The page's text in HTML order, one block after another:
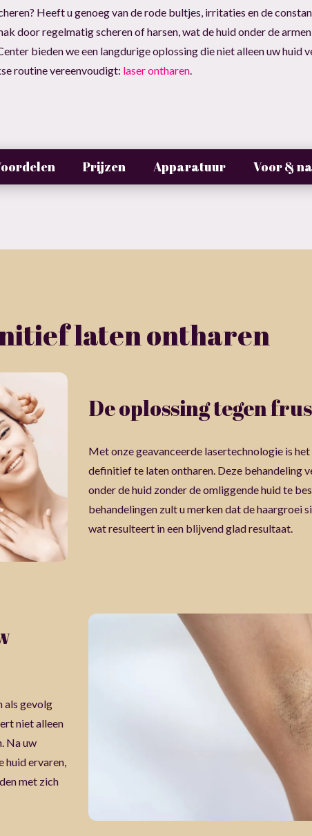
Heeft u genoeg van de rode bultjes, irritaties en de
door regelmatig scheren of harsen, wat de huid onder de
bieden we een langdurige oplossing die niet alleen uw huid
routine vereenvoudigt: laser ontharen.
Prijzen Apparatuur Voor & na
laten ontharen
De oplossing tegen
Met onze geavanceerde lasertechnologie is
definitief te laten ontharen. Deze behandeling
onder de huid zonder de omliggende huid te
behandelingen zult u merken dat de haargroei
wat resulteert in een blijvend glad resultaat.
als gevolg
niet alleen
Na uw
huid ervaren,
met zich